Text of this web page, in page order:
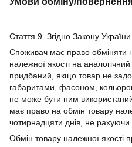
Стаття 9. Згідно Закону
Споживач має право обміняти
належної якості на
придбаний, якщо товар не
габаритами, фасоном,
не може бути ним
має право на обмін товару
чотирнадцяти днів, не рахуючи
Обмін товару належної якості